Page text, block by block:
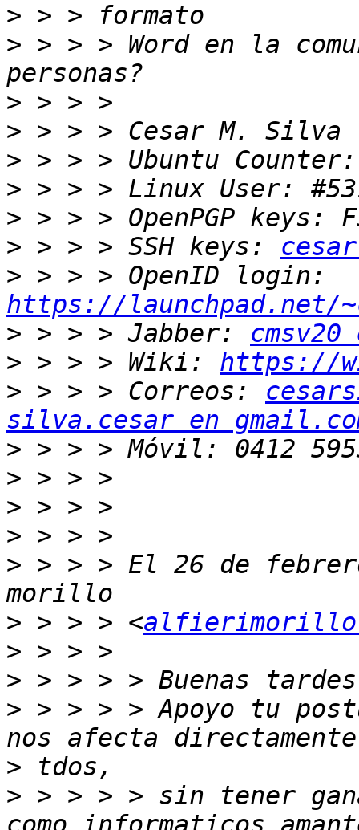
>
> > > > Word en la
>
>
>
>
>
> > > > SSH keys:
>
https://launchpad.net/
> > > > Jabber:
> > > > Wiki: https://
> > > > Correos:
silva.cesar en
>
>
>
>
> > > > El 26 de
> > > > <alfierimorillo
>
>
> > > > > Apoyo tu
>
> > > > > sin tener